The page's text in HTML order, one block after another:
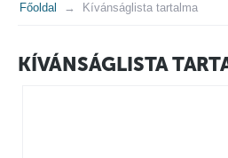
Főoldal Kívánságlista tartalma
KÍVÁNSÁGLISTA